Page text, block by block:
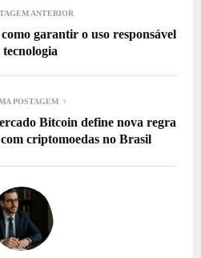
ANTERIOR
garantir o uso responsável
tecnologia
POSTAGEM
Bitcoin define nova regra
criptomoedas no Brasil